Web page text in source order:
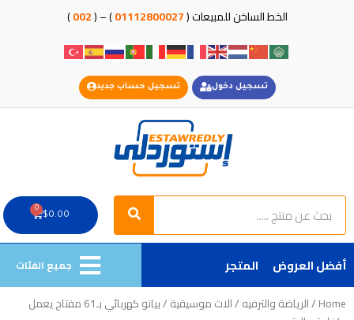
الخط الساخن للمبيعات (01112800027
) – (
002
)
تسجيل دخول تسجيل حساب جديد
Search
Search
$0.00
0
Cart
أفضل العروض المتجر جميع الفئات
Home
/الرياضة والترفيه /الات موسيقية
/ بيانو كهربائي بـ61 مفتاح يعمل